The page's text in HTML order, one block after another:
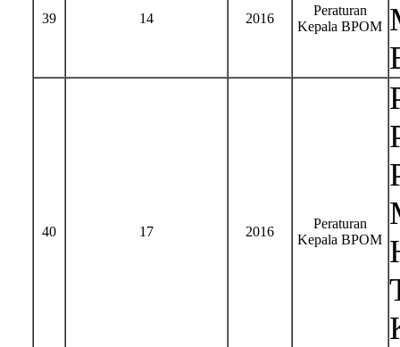
39 14 2016
Peraturan
Kepala BPOM
40 17 2016
Peraturan
Kepala BPOM